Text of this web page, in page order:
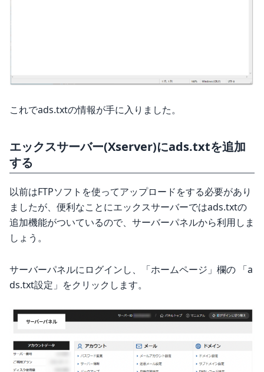
これでads.txtの情報が手に入りました。
エックスサーバー(Xserver)にads.txtを追加
する
以前はFTPソフトを使ってアップロードをする必要があり
ましたが、便利なことにエックスサーバーではads.txtの
追加機能がついているので、サーバーパネルから利用しま
しょう。
サーバーパネルにログインし、「ホームページ」欄の 「a
ds.txt設定」をクリックします。